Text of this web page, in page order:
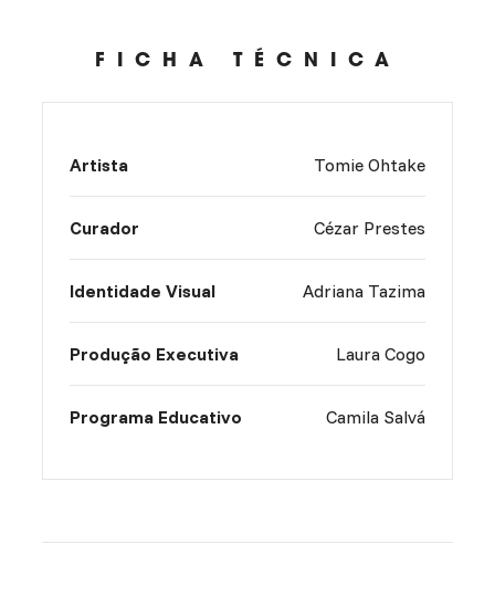
FICHA TÉCNICA
Artista Tomie Ohtake
Curador Cézar Prestes
Identidade Visual Adriana Tazima
Produção Executiva Laura Cogo
Programa Educativo Camila Salvá